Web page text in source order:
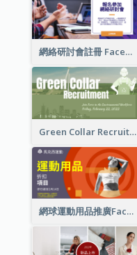
網絡研討會註冊 Facebook 廣告
Green Collar Recruit Facebook Ad
網球運動用品推廣Facebook廣告